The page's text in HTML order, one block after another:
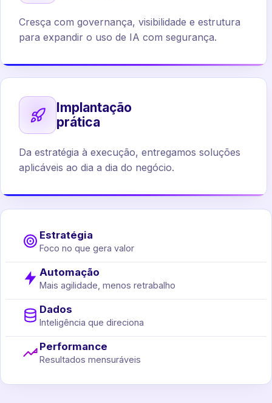
Cresça com governança, visibilidade e estrutura
para expandir o uso de IA com segurança.
Implantação
prática
Da estratégia à execução, entregamos soluções
aplicáveis ao dia a dia do negócio.
Estratégia
Foco no que gera valor
Automação
Mais agilidade, menos retrabalho
Dados
Inteligência que direciona
Performance
Resultados mensuráveis